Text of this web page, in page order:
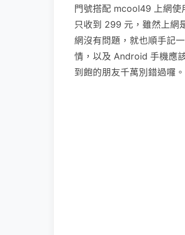
門號搭配 mcool49 上網
只收到 299 元，雖然上網
網沒有問題，就也順手記
情，以及 Android 手機應
到飽的朋友千萬別錯過囉。